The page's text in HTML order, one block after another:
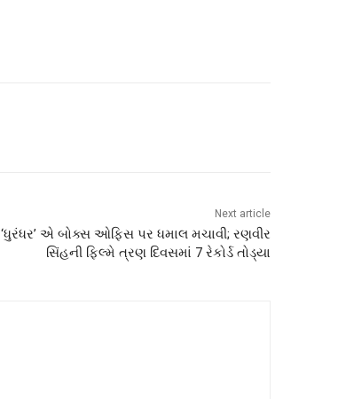
Next article
‘ધુરંધર’ એ બોક્સ ઓફિસ પર ધમાલ મચાવી; રણવીર
સિંહની ફિલ્મે ત્રણ દિવસમાં 7 રેકોર્ડ તોડ્યા